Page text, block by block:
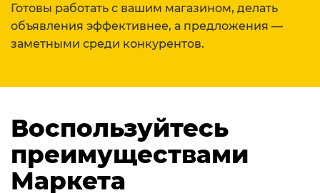
Готовы работать с вашим магазином, делать
объявления эффективнее, а предложения —
заметными среди конкурентов.
Воспользуйтесь
преимуществами
Маркета